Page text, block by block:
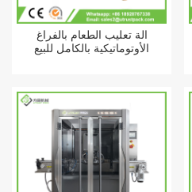
آلة تعليب الطعام بالفراغ
الأوتوماتيكية بالكامل للبيع